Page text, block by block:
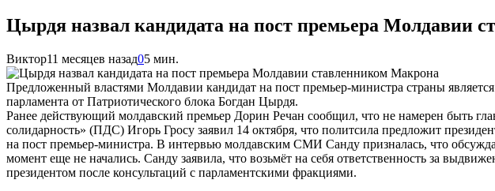
Цырдя назвал кандидата на пост премьера Молдавии
Виктор11 месяцев назад05 мин.
Предложенный властями Молдавии кандидат на пост премьер-министра страны
парламента от Патриотического блока Богдан Цырдя.
Ранее действующий молдавский премьер Дорин Речан сообщил, что не намерен быть
солидарность» (ПДС) Игорь Гросу заявил 14 октября, что политсила предложит
на пост премьер-министра. В интервью молдавским СМИ Санду призналась, что
момент еще не начались. Санду заявила, что возьмёт на себя ответственность за
президентом после консультаций с парламентскими фракциями.